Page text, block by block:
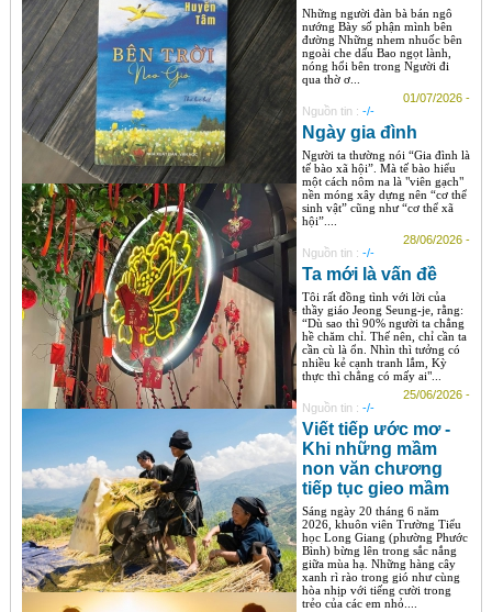
Những người đàn bà bán ngô
nướng Bày số phận mình bên
đường Những nhem nhuốc bên
ngoài che dấu Bao ngọt lành,
nóng hổi bên trong Người đi
qua thờ ơ...
01/07/2026 -
Nguồn tin : -/-
Ngày gia đình
Người ta thường nói “Gia đình là
tế bào xã hội”. Mà tế bào hiểu
một cách nôm na là "viên gạch"
nền móng xây dựng nên “cơ thể
sinh vật” cũng như “cơ thể xã
hội”....
28/06/2026 -
Nguồn tin : -/-
Ta mới là vấn đề
Tôi rất đồng tình với lời của
thầy giáo Jeong Seung-je, rằng:
“Dù sao thì 90% người ta chẳng
hề chăm chỉ. Thế nên, chỉ cần ta
cần cù là ổn. Nhìn thì tưởng có
nhiều kẻ cạnh tranh lắm, Kỳ
thực thì chẳng có mấy ai"...
25/06/2026 -
Nguồn tin : -/-
Viết tiếp ước mơ -
Khi những mầm
non văn chương
tiếp tục gieo mầm
Sáng ngày 20 tháng 6 năm
2026, khuôn viên Trường Tiểu
học Long Giang (phường Phước
Bình) bừng lên trong sắc nắng
giữa mùa hạ. Những hàng cây
xanh rì rào trong gió như cùng
hòa nhịp với tiếng cười trong
trẻo của các em nhỏ....